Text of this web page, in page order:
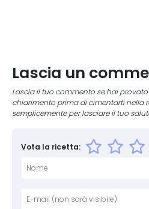
Lascia un
Lascia il tuo commento se hai
chiarimento prima di cimentarti nella
semplicemente per lasciare il tuo
Vota la ricetta: